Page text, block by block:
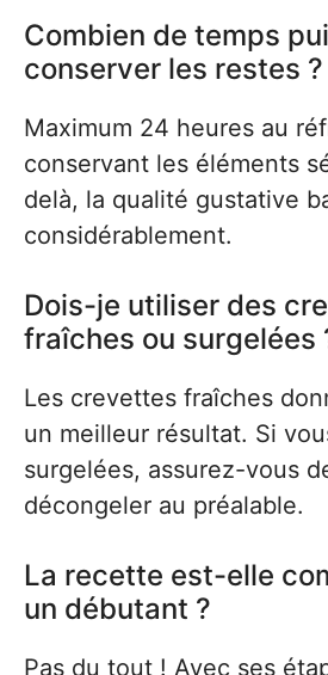
Combien de temps
conserver les restes ?
Maximum 24 heures au
conservant les éléments
delà, la qualité gustative
considérablement.
Dois-je utiliser des
fraîches ou surgelées
Les crevettes fraîches
un meilleur résultat. Si
surgelées, assurez-vous
décongeler au préalable.
La recette est-elle
un débutant ?
Pas du tout ! Avec ses